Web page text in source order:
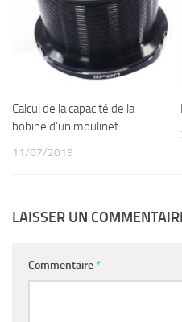
Calcul de la capacité de la
bobine d’un moulinet
11/07/2019
LAISSER UN
Commentaire *